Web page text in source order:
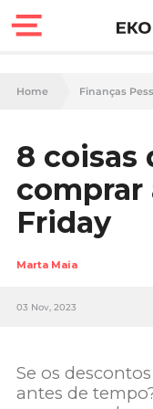
Carreira
Casa
Lifestyle
Home Finanças
8 coisas
comprar
Friday
Marta Maia
03 Nov, 2023
Se os
antes de